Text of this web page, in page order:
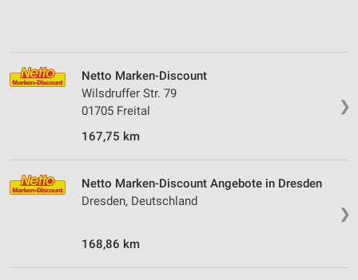
❯
Netto Marken-Discount
Wilsdruffer Str. 79
01705 Freital
167,75 km
❯
Netto Marken-Discount Angebote in Dresden
Dresden, Deutschland
168,86 km